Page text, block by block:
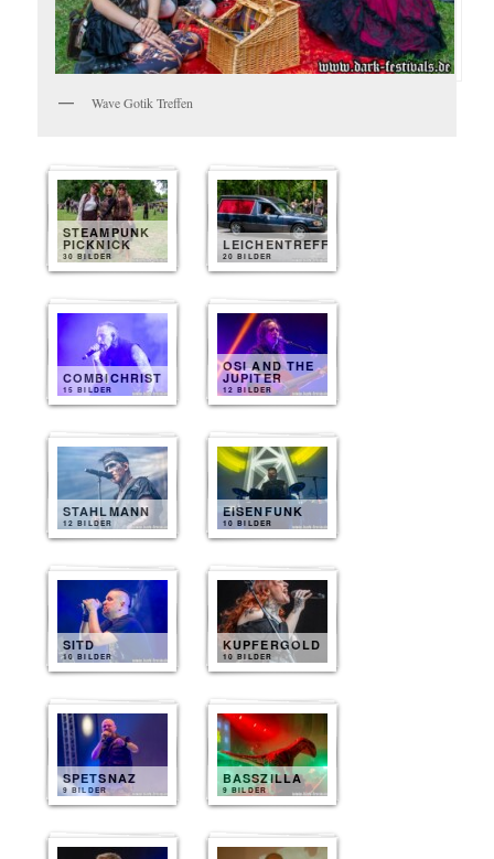
Wave Gotik Treffen
STEAMPUNK
PICKNICK
30 BILDER
LEICHENTREFF
20 BILDER
COMBICHRIST
15 BILDER
OSI AND THE
JUPITER
12 BILDER
STAHLMANN
12 BILDER
EISENFUNK
10 BILDER
SITD
10 BILDER
KUPFERGOLD
10 BILDER
SPETSNAZ
9 BILDER
BASSZILLA
9 BILDER